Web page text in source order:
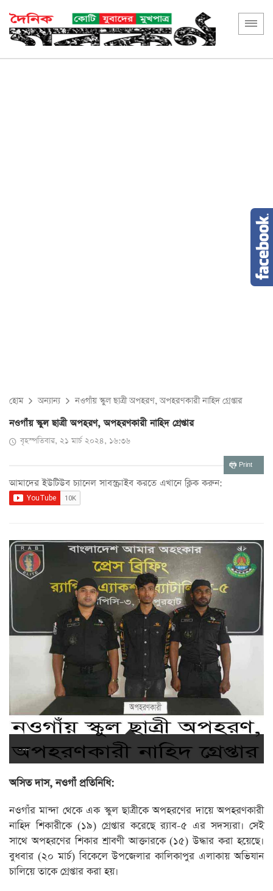
হোম অন্যান্য নওগাঁয় স্কুল ছাত্রী অপহরণ, অপহরণকারী নাহিদ গ্রেপ্তার
নওগাঁয় স্কুল ছাত্রী অপহরণ, অপহরণকারী নাহিদ গ্রেপ্তার
বৃহস্পতিবার, ২১ মার্চ ২০২৪, ১৬:৩৬
Print
আমাদের ইউটিউব চ্যানেল সাবস্ক্রাইব করতে এখানে ক্লিক করুন:
---
অসিত দাস, নওগাঁ প্রতিনিধি:
নওগাঁর মান্দা থেকে এক স্কুল ছাত্রীকে অপহরণের দায়ে অপহরণকারী
নাহিদ শিকারীকে (১৯) গ্রেপ্তার করেছে র‌্যাব-৫ এর সদস্যরা। সেই
সাথে অপহরণের শিকার শ্রাবণী আক্তারকে (১৫) উদ্ধার করা হয়েছে।
বুধবার (২০ মার্চ) বিকেলে উপজেলার কালিকাপুর এলাকায় অভিযান
চালিয়ে তাকে গ্রেপ্তার করা হয়।